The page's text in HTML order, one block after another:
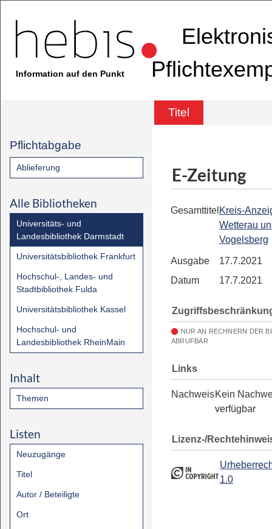
Information auf den Punkt
Titel
Pflichtabgabe
Ablieferung
Alle Bibliotheken
Universitäts- und
Landesbibliothek Darmstadt
Universitätsbibliothek Frankfurt
Hochschul-, Landes- und
Stadtbibliothek Fulda
Universitätsbibliothek Kassel
Hochschul- und
Landesbibliothek RheinMain
Inhalt
Themen
Listen
Neuzugänge
Titel
Autor / Beteiligte
Ort
E-Zeitung
Gesamttitel Kreis-
Wetterau
Vogelsberg
Ausgabe
17.7.2021
Datum
17.7.2021
NUR AN RECHNERN DER
ABRUFBAR
Links
NachweisKein
verfügbar
Lizenz-/
1.0